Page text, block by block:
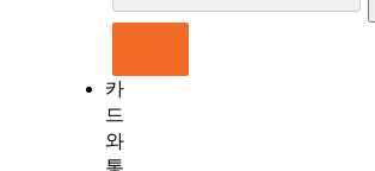
카
드
와
통